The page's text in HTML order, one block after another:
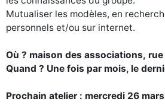
Mutualiser les modèles, en
personnels et/ou sur internet.
Où ? maison des associations,
Quand ? Une fois par mois, le
Prochain atelier : mercredi 26